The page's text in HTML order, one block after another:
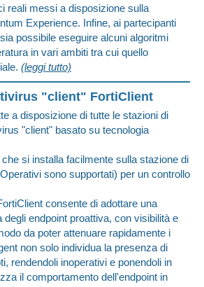
reali messi a disposizione sulla
Experience. Infine, ai partecipanti
possibile eseguire alcuni algoritmi
in vari ambiti tra cui quello
(leggi tutto)
"client" FortiClient
a disposizione di tutte le stazioni di
"client" basato su tecnologia
si installa facilmente sulla stazione di
sono supportati) per un controllo
consente di adottare una
endpoint proattiva, con visibilità e
da poter attenuare rapidamente i
non solo individua la presenza di
rendendoli inoperativi e ponendoli in
il comportamento dell'endpoint in